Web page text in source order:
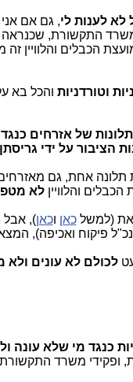
לא לענות לי, גם אם
הכבלים והלוויין זה
וטורדניות והכל בא
של שמילה נגרסו כ-6 אלף
הציבור על ידי
תלונה אחת, גם
והלווייןלא
(למשלכאן וכאן), אבל
פיקוח ואכיפה),
לכולם לא עונים ולא
כנגד מי שלא עונה
משרד התקשורת